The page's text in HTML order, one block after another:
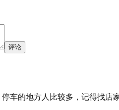
评论
车的地方人比较多，记得找店